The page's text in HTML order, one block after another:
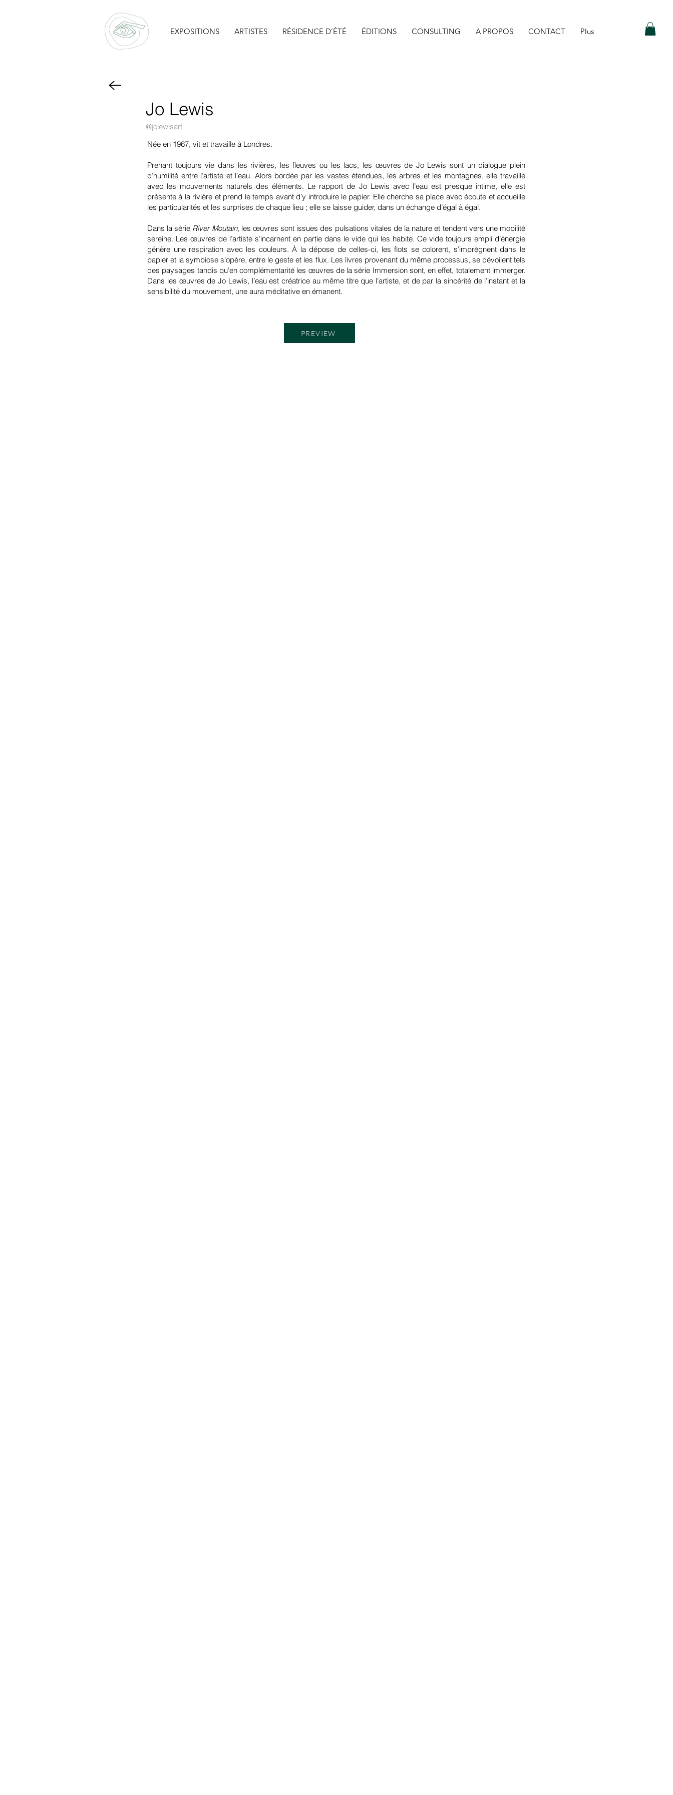
EXPOSITIONS ARTISTES RÉSIDENCE D’ÉTÉ ÉDITIONS CONSULTING A PROPOS CONTACT Plus
Jo Lewis
@jolewisart
Née en 1967, vit et travaille à Londres.
Prenant toujours vie dans les rivières, les fleuves ou les lacs, les œuvres de Jo Lewis sont un dialogue plein
d’humilité entre l’artiste et l’eau. Alors bordée par les vastes étendues, les arbres et les montagnes, elle travaille
avec les mouvements naturels des éléments. Le rapport de Jo Lewis avec l’eau est presque intime, elle est
présente à la rivière et prend le temps avant d’y introduire le papier. Elle cherche sa place avec écoute et accueille
les particularités et les surprises de chaque lieu ; elle se laisse guider, dans un échange d’égal à égal.
Dans la série River Moutain, les œuvres sont issues des pulsations vitales de la nature et tendent vers une mobilité
sereine. Les œuvres de l’artiste s’incarnent en partie dans le vide qui les habite. Ce vide toujours empli d’énergie
génère une respiration avec les couleurs. À la dépose de celles-ci, les flots se colorent, s’imprègnent dans le
papier et la symbiose s’opère, entre le geste et les flux. Les livres provenant du même processus, se dévoilent tels
des paysages tandis qu’en complémentarité les œuvres de la série Immersion sont, en effet, totalement immerger.
Dans les œuvres de Jo Lewis, l’eau est créatrice au même titre que l’artiste, et de par la sincérité de l’instant et la
sensibilité du mouvement, une aura méditative en émanent.
PREVIEW